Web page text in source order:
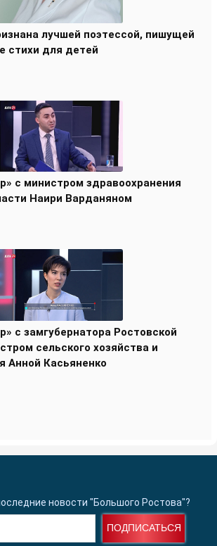
лучшей поэтессой, пишущей
стихи для детей
с министром здравоохранения
Наири Варданяном
с замгубернатора Ростовской
сельского хозяйства и
Анной Касьяненко
новости "Большого Ростова"?
ПОДПИСАТЬСЯ